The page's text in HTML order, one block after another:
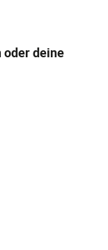
oder deine